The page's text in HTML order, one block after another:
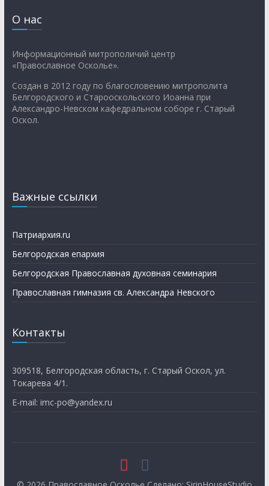
О нас
Информационный митрополичий центр
«Православное Осколье».
Создан в 2012 году по благословению митрополита
Белгородского и Старооскольского Иоанна при
Александро-Невском кафедральном соборе г. Старый
Оскол.
Важные ссылки
Патриархия.ru
Белгородская епархия
Белгородская Православная духовная семинария
Православная гимназия св. Александра Невского
Контакты
309518, Белгородская область, г. Старый Оскол, ул.
Токарева 4/1.
E-mail: imc-po@yandex.ru